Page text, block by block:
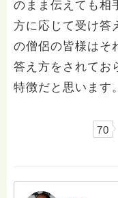
のまま伝えても相
方に応じて受け答
の僧侶の皆様はそ
答え方をされてお
特徴だと思います。
70